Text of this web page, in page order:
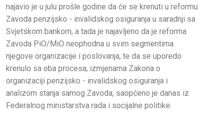
najavio je u julu prošle godine da će se krenuti u reformu
Zavoda penzijsko - invalidskog osiguranja u saradnji sa
Svjetskom bankom, a tada je najavljeno da je reforma
Zavoda PiO/MiO neophodna u svim segmentima
njegove organizacije i poslovanja, te da se uporedo
krenulo sa oba procesa; izmjenama Zakona o
organizaciji penzijsko - invalidskog osiguranja i
analizom stanja samog Zavoda, saopćeno je danas iz
Federalnog ministarstva rada i socijalne politike.